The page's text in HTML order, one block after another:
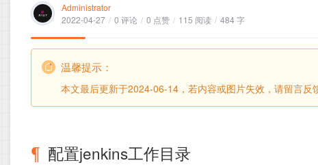
Administrator
2022-04-27 / 0 评论 / 0 点赞 / 115 阅读 / 484 字
温馨提示：
本文最后更新于2024-06-14，若内容或图片失效，请留言反
配置jenkins工作目录